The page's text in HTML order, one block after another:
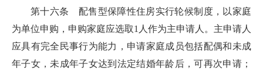
第十六条 配售型保障性住房实行轮候制度，以家庭
为单位申购，申购家庭应选取1人作为主申请人。主申请人
应具有完全民事行为能力，申请家庭成员包括配偶和未成
年子女，未成年子女达到法定结婚年龄后，可再次申请；